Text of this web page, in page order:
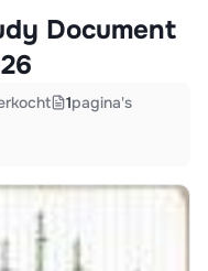
Document
1pagina's